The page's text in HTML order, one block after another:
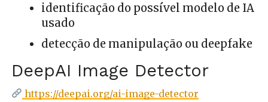
identificação do possível modelo de IA
usado
detecção de manipulação ou deepfake
DeepAI Image Detector
https://deepai.org/ai-image-detector